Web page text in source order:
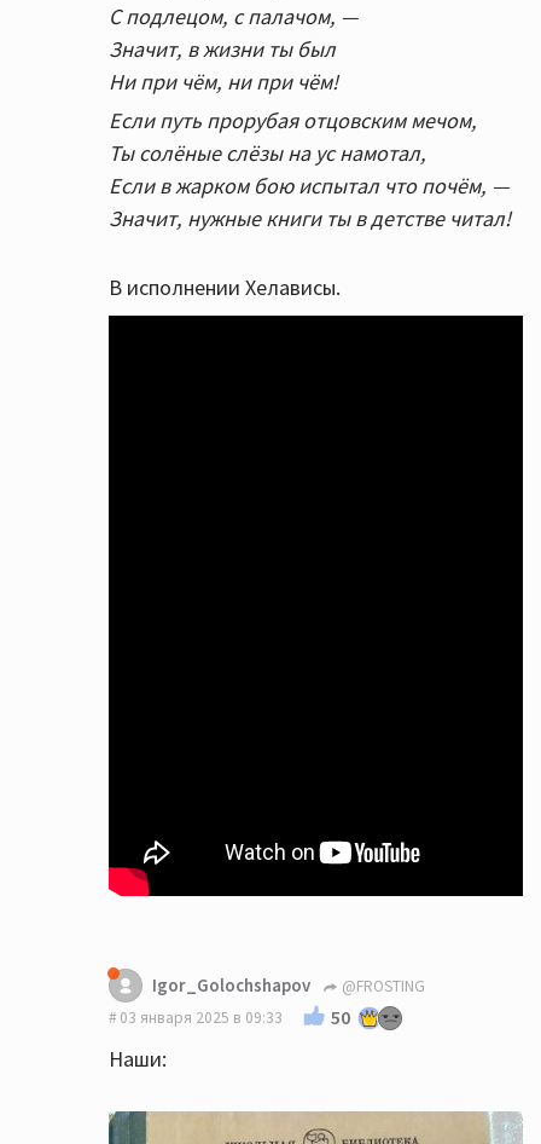
С подлецом, с палачом, —
Значит, в жизни ты был
Ни при чём, ни при чём!
Если путь прорубая отцовским мечом,
Ты солёные слёзы на ус намотал,
Если в жарком бою испытал что почём, —
Значит, нужные книги ты в детстве читал!
В исполнении Хелависы.
Igor_Golochshapov
@FROSTING
03 января 2025 в 09:33
50
Наши: